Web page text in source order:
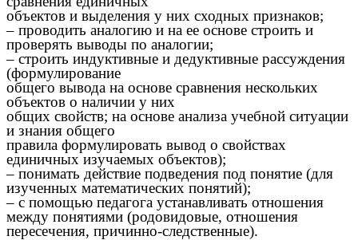
объектов и выделения у них сходных признаков;
– проводить аналогию и на ее основе строить и
проверять выводы по аналогии;
– строить индуктивные и дедуктивные рассуждения
(формулирование
общего вывода на основе сравнения нескольких
объектов о наличии у них
общих свойств; на основе анализа учебной ситуации
и знания общего
правила формулировать вывод о свойствах
единичных изучаемых объектов);
– понимать действие подведения под понятие (для
изученных математических понятий);
– с помощью педагога устанавливать отношения
между понятиями (родовидовые, отношения
пересечения, причинно-следственные).